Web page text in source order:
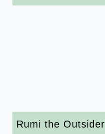
Rumi the Outsider